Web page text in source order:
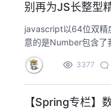
别再为JS长整型
javascript以64位双精
意的是Number包含了
于存储二进制时小数
会有舍入操作，因此
9007199254740992
3377
【Spring专栏】